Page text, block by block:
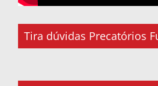
Tira dúvidas Precatórios